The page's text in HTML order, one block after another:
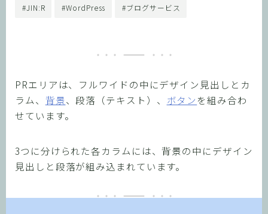
JIN:R WordPress ブログサービス
PRエリアは、フルワイドの中にデザイン見出しとカ
ラム、 背景、段落（テキスト）、 ボタン を組み合わ
せています。
3つに分けられた各カラムには、背景の中にデザイン
見出しと段落が組み込まれています。